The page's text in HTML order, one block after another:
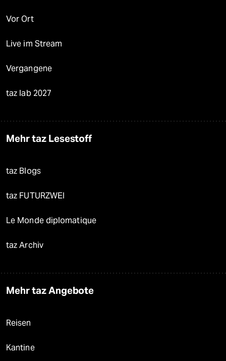
Vor Ort
Live im Stream
Vergangene
taz lab 2027
Mehr taz Lesestoff
taz Blogs
taz FUTURZWEI
Le Monde diplomatique
taz Archiv
Mehr taz Angebote
Reisen
Kantine